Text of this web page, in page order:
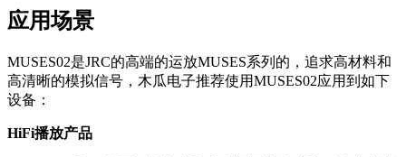
应用场景
MUSES02是JRC的高端的运放MUSES系列的，追求高材料和
高清晰的模拟信号，木瓜电子推荐使用MUSES02应用到如下
设备：
HiFi播放产品